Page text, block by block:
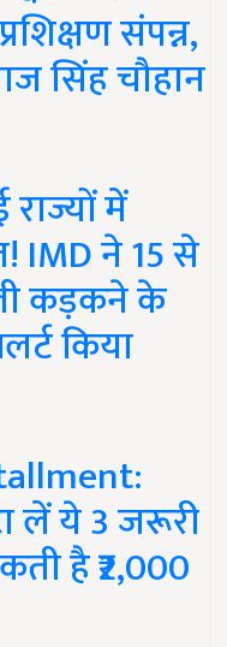
संपन्न,
सिंह चौहान
में
IMD ने 15 से
कड़कने के
किया
लें ये 3 जरूरी
है ₹2,000